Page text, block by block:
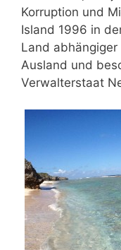
Korruption und
Island 1996 in
Land
Ausland und
Verwalterstaat